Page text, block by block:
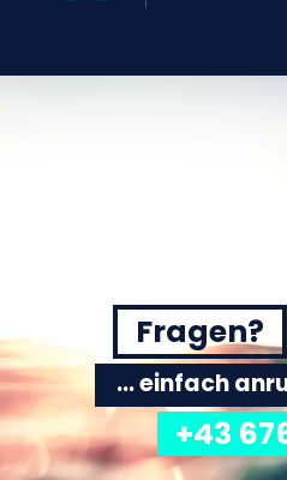
Fragen?
... einfach
+43